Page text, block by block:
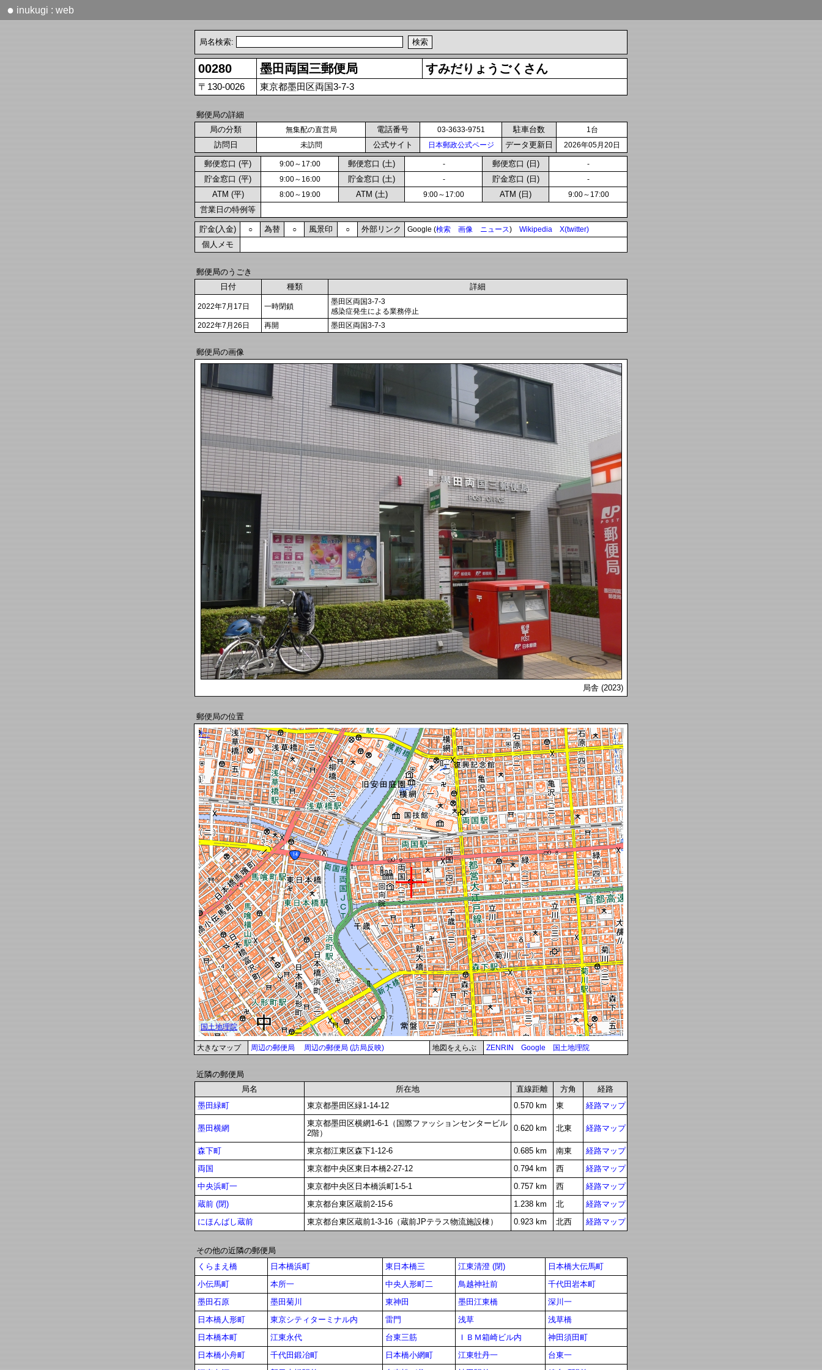
● inukugi : web
局名検索:
00280 墨田両国三郵便局 すみだりょうごくさん
〒130-0026 東京都墨田区両国3-7-3
郵便局の詳細
局の分類
無集配の直営局 電話番号 03-3633-9751 駐車台数 1台
訪問日 未訪問 公式サイト 日本郵政公式ページ データ更新日 2026年05月20日
郵便窓口 (平) 9:00～17:00 郵便窓口 (土) - 郵便窓口 (日) -
貯金窓口 (平) 9:00～16:00 貯金窓口 (土) - 貯金窓口 (日) -
ATM (平) 8:00～19:00 ATM (土) 9:00～17:00 ATM (日) 9:00～17:00
営業日の特例等
貯金(入金) ○ 為替 ○ 風景印 ○ 外部リンク Google (検索 画像 ニュース) Wikipedia X(twitter)
個人メモ
郵便局のうごき
日付
種類 詳細
2022年7月17日 一時閉鎖
墨田区両国3-7-3
感染症発生による業務停止
2022年7月26日
再開 墨田区両国3-7-3
郵便局の画像
局舎 (2023)
郵便局の位置
大きなマップ 周辺の郵便局 周辺の郵便局 (訪局反映) 地図をえらぶ ZENRIN Google 国土地理院
近隣の郵便局
局名
所在地 直線距離 方角
経路
墨田緑町
東京都墨田区緑1-14-12 0.570 km 東 経路マップ
墨田横網
東京都墨田区横網1-6-1（国際ファッションセンタービル
2階）
0.620 km 北東 経路マップ
森下町 東京都江東区森下1-12-6 0.685 km 南東
経路マップ
両国
東京都中央区東日本橋2-27-12 0.794 km 西
経路マップ
中央浜町一
東京都中央区日本橋浜町1-5-1 0.757 km 西
経路マップ
蔵前 (閉)
東京都台東区蔵前2-15-6 1.238 km 北
経路マップ
にほんばし蔵前
東京都台東区蔵前1-3-16（蔵前JPテラス物流施設棟） 0.923 km 北西 経路マップ
その他の近隣の郵便局
くらまえ橋
日本橋浜町 東日本橋三 江東清澄 (閉)
日本橋大伝馬町
小伝馬町
本所一 中央人形町二 鳥越神社前
千代田岩本町
墨田石原
墨田菊川 東神田 墨田江東橋
深川一
日本橋人形町
東京シティターミナル内 雷門 浅草
浅草橋
日本橋本町
江東永代 台東三筋 ＩＢＭ箱崎ビル内
神田須田町
日本橋小舟町
千代田鍛冶町 日本橋小網町 江東牡丹一
台東一